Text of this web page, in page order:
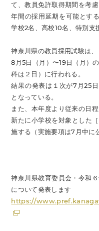
て、教員免許取得期間を考
年間の採用延期を可能とす
学校2名、高校10名、特別支
神奈川県の教員採用試験は
8月5日（月）〜19日（月）
科は２日）に行われる。
結果の発表は１次が7月25
となっている。
また、本年度より従来の日
新たに小学校を対象とした
施する（実施要項は7月中に
神奈川県教育委員会・令和
について発表します
https://